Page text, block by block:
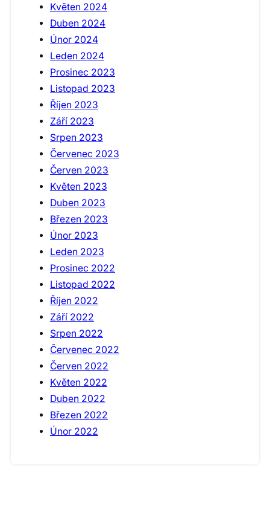
Květen 2024
Duben 2024
Únor 2024
Leden 2024
Prosinec 2023
Listopad 2023
Říjen 2023
Září 2023
Srpen 2023
Červenec 2023
Červen 2023
Květen 2023
Duben 2023
Březen 2023
Únor 2023
Leden 2023
Prosinec 2022
Listopad 2022
Říjen 2022
Září 2022
Srpen 2022
Červenec 2022
Červen 2022
Květen 2022
Duben 2022
Březen 2022
Únor 2022